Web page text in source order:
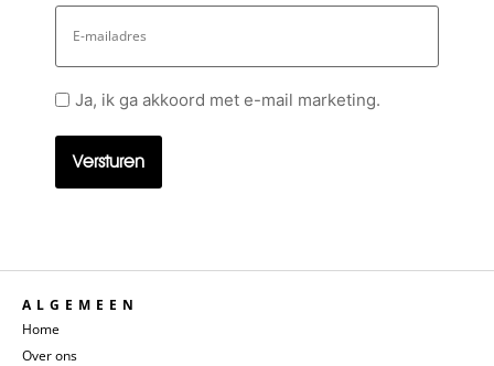
E-
mailadres
GeenJa, ik ga akkoord met e-mail marketing.
ALGEMEEN
Home
Over ons